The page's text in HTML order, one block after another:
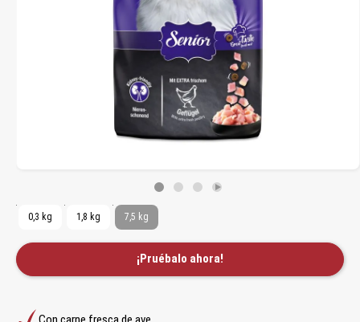
0,3 kg 1,8 kg 7,5 kg
¡Pruébalo ahora!